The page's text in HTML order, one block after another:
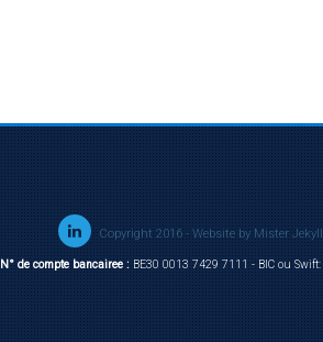
Copyright 2016 - Website byMister Jekyll
N° de compte bancairee :BE30 0013 7429 7111 - BIC ou Swift: